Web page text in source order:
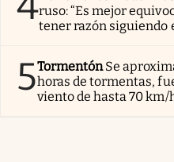
ruso: “Es mejor
tener razón siguiendo
5TormentónSe
horas de tormentas,
viento de hasta 70 km/